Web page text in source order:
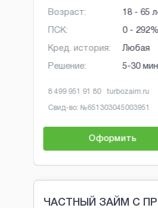
Возраст:
ПСК:
Кред. история:
Решение:
18 - 65
0 - 292%
Любая
5-30 мин
8 499 951 91 80 turbozaim.ru
Свид-во: №651303045003951
Оформить
Brobaza -
ЧАСТНЫЙ ЗАЙМ С